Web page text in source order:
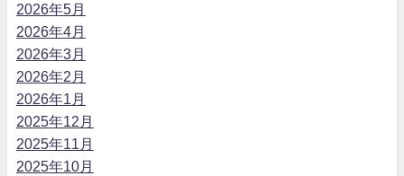
2026年5月
2026年4月
2026年3月
2026年2月
2026年1月
2025年12月
2025年11月
2025年10月